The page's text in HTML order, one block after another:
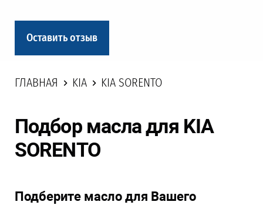
Оставить отзыв
ГЛАВНАЯ KIA KIA SORENTO
Подбор масла для KIA
SORENTO
Подберите масло для Вашего